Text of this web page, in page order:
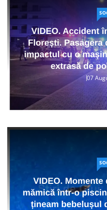
VIDEO. Accident
Florești.
impactul cu o
extrasă de
07
VIDEO.
mămică într-o
țineam bebelușul